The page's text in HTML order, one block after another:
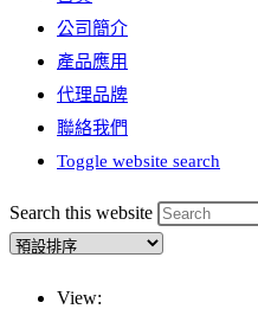
公司簡介
產品應用
代理品牌
聯絡我們
Toggle website search
Search this website
View: